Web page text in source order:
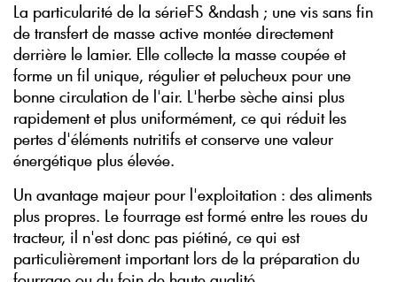
La particularité de la sérieFS &ndash ; une vis sans fin
de transfert de masse active montée directement
derrière le lamier. Elle collecte la masse coupée et
forme un fil unique, régulier et pelucheux pour une
bonne circulation de l'air. L'herbe sèche ainsi plus
rapidement et plus uniformément, ce qui réduit les
pertes d'éléments nutritifs et conserve une valeur
énergétique plus élevée.
Un avantage majeur pour l'exploitation : des aliments
plus propres. Le fourrage est formé entre les roues du
tracteur, il n'est donc pas piétiné, ce qui est
particulièrement important lors de la préparation du